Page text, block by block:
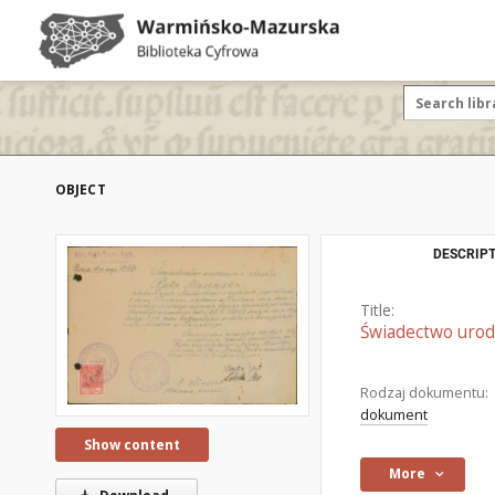
OBJECT
Show content
Title:
Świadectwo
Rodzaj dokumentu:
dokument
More